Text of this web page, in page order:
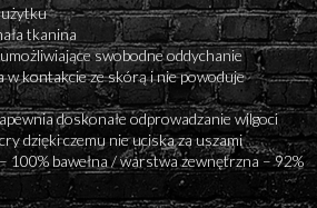
tkanina
swobodne oddychanie
w kontakcie ze skórą i nie powoduje
doskonałe odprowadzanie wilgoci
dzięki czemu nie uciska za uszami
100% bawełna / warstwa zewnętrzna – 92%